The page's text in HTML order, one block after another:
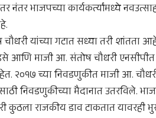
नंतर भाजपच्या कार्यकर्त्यांमध्ये
यांच्या गटात सध्या तरी शांतता
आणि माजी आ. संतोष चौधरी
२०१७ च्या निवडणुकीत माजी आ.
निवडणुकीच्या मैदानात उतरविले.
कुठला राजकीय डाव टाकतात यावरही